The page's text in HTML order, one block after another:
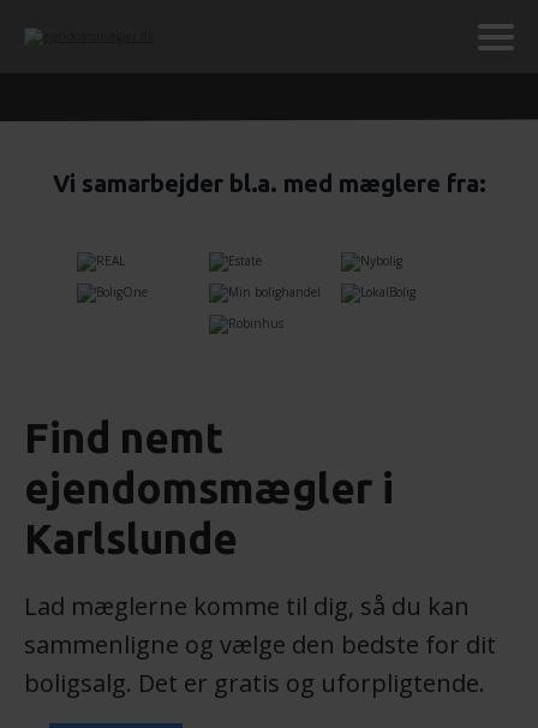
Vi samarbejder bl.a. med mæglere fra:
Find nemt
ejendomsmægler i
Karlslunde
Lad mæglerne komme til dig, så du kan
sammenligne og vælge den bedste for dit
boligsalg. Det er gratis og uforpligtende.